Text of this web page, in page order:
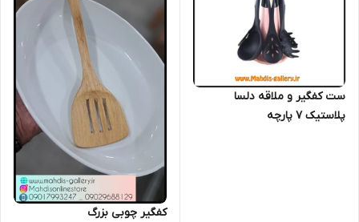
ست کفگیر و ملاقه دلسا
پلاستیک 7 پارچه
کفگیر چوبی بزرگ